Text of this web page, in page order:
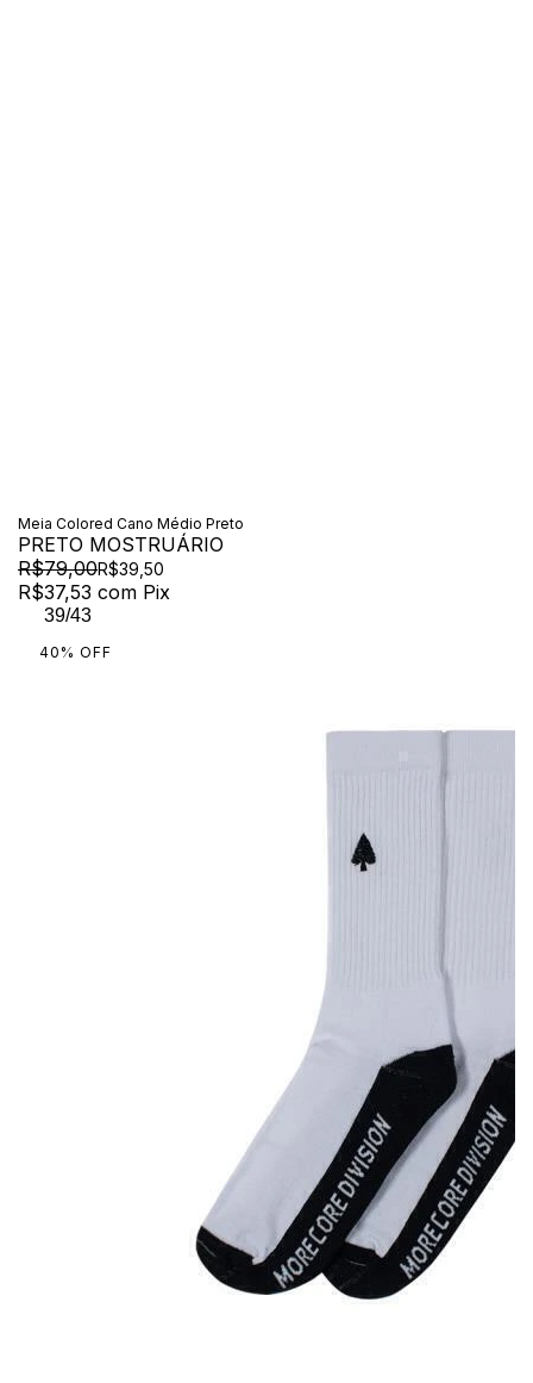
Meia Colored Cano Médio Preto
PRETO MOSTRUÁRIO
R$79,00R$39,50
R$37,53 com Pix
39/43
40 % OFF